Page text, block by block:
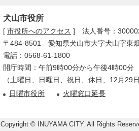
犬山市役所
[ 市役所へのアクセス ] 法人番号：
〒484-8501 愛知県犬山市大字犬山字東
電話：0568-61-1800
開庁時間：午前9時00分から午後4時00分
（土曜日、日曜日、祝日、休日、12月29
日曜市役所
火曜窓口延長
Copyright © INUYAMA CITY. All Rights